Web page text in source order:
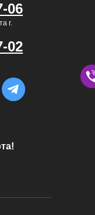
г.
06
02